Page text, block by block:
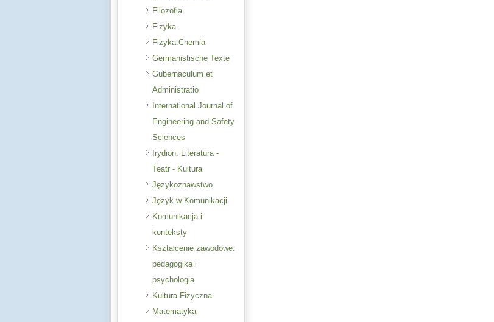
Filozofia
Fizyka
Fizyka.Chemia
Germanistische Texte
Gubernaculum et
Administratio
International Journal of
Engineering and Safety
Sciences
Irydion. Literatura -
Teatr - Kultura
Językoznawstwo
Język w Komunikacji
Komunikacja i
konteksty
Kształcenie zawodowe:
pedagogika i
psychologia
Kultura Fizyczna
Matematyka